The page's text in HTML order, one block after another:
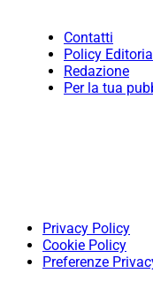
Contatti
Policy
Redazione
Per la tua
Privacy Policy
Cookie Policy
Preferenze